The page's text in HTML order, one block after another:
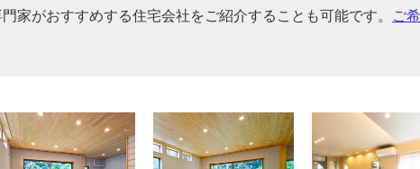
家がおすすめする住宅会社をご紹介することも可能です。
ご希